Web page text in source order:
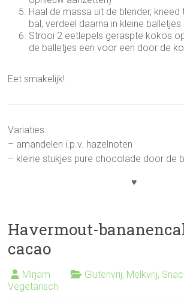
Haal de massa uit de blender,
bal, verdeel daarna in kleine balletjes.
Strooi 2 eetlepels geraspte kokos
de balletjes een voor een door de
Eet smakelijk!
Variaties:
– amandelen i.p.v. hazelnoten
– kleine stukjes pure chocolade door de
♥
Havermout-
cacao
Mirjam Glutenvrij, Melkvrij,
Vegetarisch